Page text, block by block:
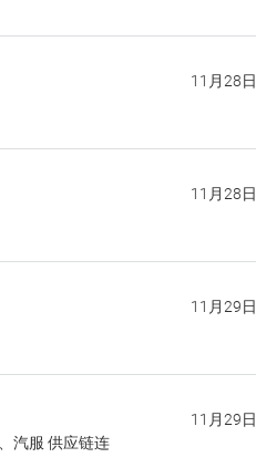
11月28日
11月28日
11月29日
汽服 供应链连
11月29日